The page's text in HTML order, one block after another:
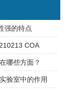
强的特点
COA
哪些方面？
验室中的作用